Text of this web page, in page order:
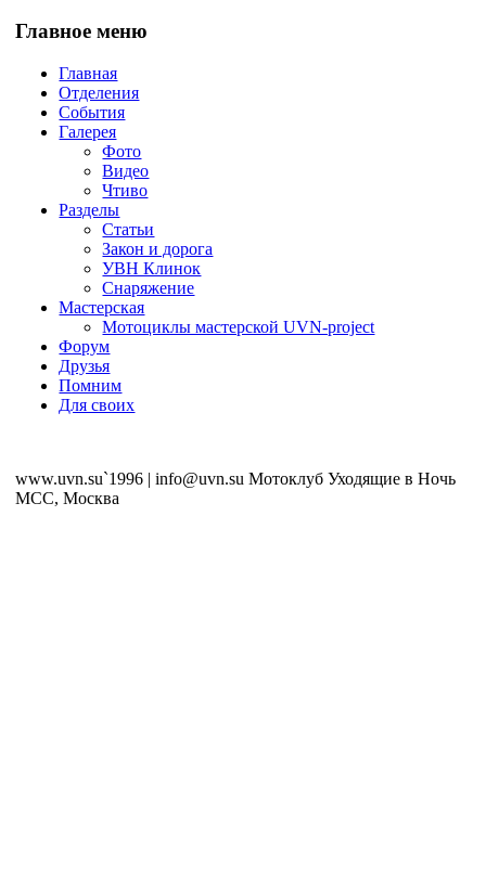
Главное меню
Главная
Отделения
События
Галерея
Фото
Видео
Чтиво
Разделы
Статьи
Закон и дорога
УВН Клинок
Снаряжение
Мастерская
Мотоциклы мастерской UVN-project
Форум
Друзья
Помним
Для своих
www.uvn.su`1996 | info@uvn.su Мотоклуб Уходящие в Ночь
MCC, Москва